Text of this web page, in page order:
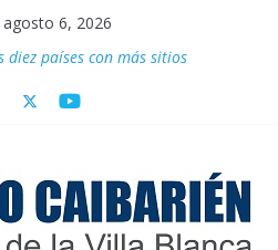
6, 2026
países con más sitios
del calor global
para el reordenamiento del
facilidades para importar
la movilidad eléctrica en Cuba